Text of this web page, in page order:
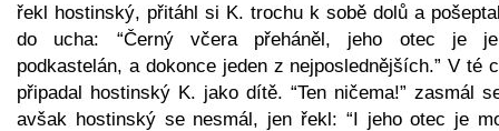
řekl hostinský, přitáhl si K. trochu k sobě dolů a
do ucha: “Černý včera přeháněl, jeho otec je
podkastelán, a dokonce jeden z nejposlednějších.” V té
připadal hostinský K. jako dítě. “Ten ničema!” zasmál
avšak hostinský se nesmál, jen řekl: “I jeho otec je